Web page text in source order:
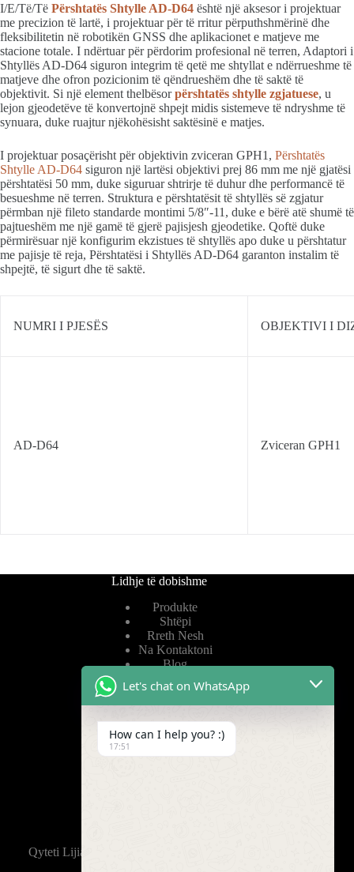
I/E/Të/Të Përshtatës Shtylle AD-D64 është një aksesor i projektuar
me precizion të lartë, i projektuar për të rritur përputhshmërinë dhe
fleksibilitetin në robotikën GNSS dhe aplikacionet e matjeve me
stacione totale. I ndërtuar për përdorim profesional në terren, Adaptori i
Shtyllës AD-D64 siguron integrim të qetë me shtyllat e ndërrueshme të
matjeve dhe ofron pozicionim të qëndrueshëm dhe të saktë të
objektivit. Si një element thelbësorpërshtatës shtylle zgjatuese, u
lejon gjeodetëve të konvertojnë shpejt midis sistemeve të ndryshme të
synuara, duke ruajtur njëkohësisht saktësinë e matjes.
I projektuar posaçërisht për objektivin zviceran GPH1, Përshtatës
Shtylle AD-D64 siguron një lartësi objektivi prej 86 mm me një gjatësi
përshtatësi 50 mm, duke siguruar shtrirje të duhur dhe performancë të
besueshme në terren. Struktura e përshtatësit të shtyllës së zgjatur
përmban një fileto standarde montimi 5/8″-11, duke e bërë atë shumë të
pajtueshëm me një gamë të gjerë pajisjesh gjeodetike. Qoftë duke
përmirësuar një konfigurim ekzistues të shtyllës apo duke u përshtatur
me pajisje të reja, Përshtatësi i Shtyllës AD-D64 garanton instalim të
shpejtë, të sigurt dhe të saktë.
NUMRI I PJESËS OBJEKTIVI I
AD-D64 Zviceran GPH1
Lidhje të dobishme
Produkte
Shtëpi
Rreth Nesh
Na Kontaktoni
Blog
Politika e Privatësisë
Kushtet e Shërbimit
Qyteti Lijia, rrethi Wujin, Changzhou, 213165, Kinë
Let's chat on WhatsApp
How can I help you? :)
17:51